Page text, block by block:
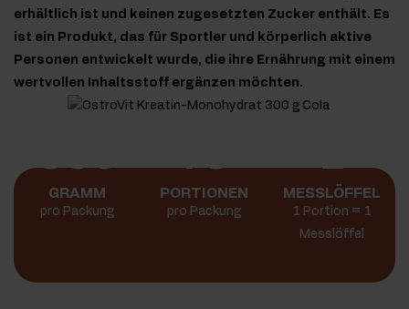
erhältlich ist und keinen zugesetzten Zucker enthält. Es
ist ein Produkt, das für Sportler und körperlich aktive
Personen entwickelt wurde, die ihre Ernährung mit einem
wertvollen Inhaltsstoff ergänzen möchten.
300
GRAMM
pro Packung
75
PORTIONEN
pro Packung
1
MESSLÖFFEL
1 Portion = 1
Messlöffel